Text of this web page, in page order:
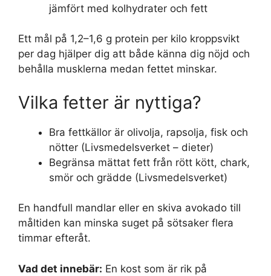
jämfört med kolhydrater och fett
Ett mål på 1,2–1,6 g protein per kilo kroppsvikt
per dag hjälper dig att både känna dig nöjd och
behålla musklerna medan fettet minskar.
Vilka fetter är nyttiga?
Bra fettkällor är olivolja, rapsolja, fisk och
nötter (Livsmedelsverket – dieter)
Begränsa mättat fett från rött kött, chark,
smör och grädde (Livsmedelsverket)
En handfull mandlar eller en skiva avokado till
måltiden kan minska suget på sötsaker flera
timmar efteråt.
Vad det innebär: En kost som är rik på